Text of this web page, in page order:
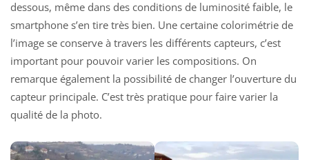
dessous, même dans des conditions de luminosité faible, le
smartphone s’en tire très bien. Une certaine colorimétrie de
l’image se conserve à travers les différents capteurs, c’est
important pour pouvoir varier les compositions. On
remarque également la possibilité de changer l’ouverture du
capteur principale. C’est très pratique pour faire varier la
qualité de la photo.